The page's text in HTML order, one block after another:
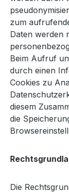
zum
Daten werden
Beim Aufruf
durch einen
Cookies zu
diesem
die
Die